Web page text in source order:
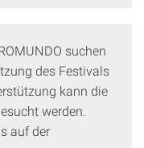
suchen
des Festivals
kann die
werden.
auf der